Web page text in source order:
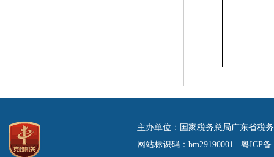
主办单位：国家税务总局广东省税
网站标识码：bm29190001 粤ICP